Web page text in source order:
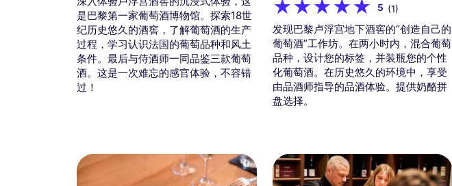
是巴黎第一家葡萄酒博物馆。探索18世
纪历史悠久的酒窖，了解葡萄酒的生产
过程，学习认识法国的葡萄品种和风土
条件。最后与侍酒师一同品鉴三款葡萄
酒。这是一次难忘的感官体验，不容错
过！
5 (1)
发现巴黎卢浮宫地下酒窖的“创造自己的
葡萄酒”工作坊。在两小时内，混合葡萄
品种，设计您的标签，并装瓶您的个性
化葡萄酒。在历史悠久的环境中，享受
由品酒师指导的品酒体验。提供奶酪拼
盘选择。